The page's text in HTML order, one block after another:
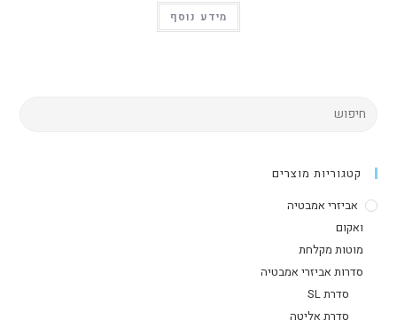
מידע נוסף
קטגוריות מוצרים
אביזרי אמבטיה
ואקום
מוטות מקלחת
סדרות אביזרי אמבטיה
סדרת SL
סדרת אליטה